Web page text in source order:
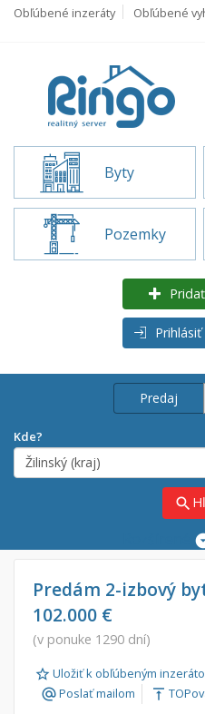
Obľúbené inzeráty Obľúbené
Byty
Pozemky
Prihlásiť
Predaj
Kde?
Žilinský (kraj)
search
Predaj
Prenájom
Do:
Predám 2-izbový
102.000 €
(v ponuke 1290 dní)
Uložiť k obľúbeným
alternate_emailPoslať mailom vertical_align_top